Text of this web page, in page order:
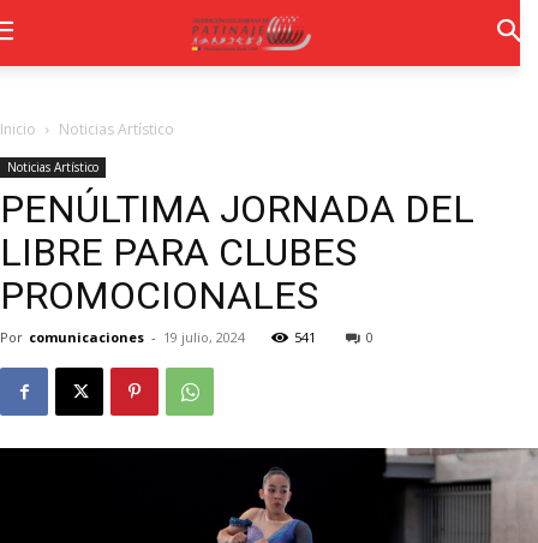
Inicio Noticias Artístico
Noticias Artístico
PENÚLTIMA JORNADA DEL
LIBRE PARA CLUBES
PROMOCIONALES
Por comunicaciones - 19 julio, 2024 541 0